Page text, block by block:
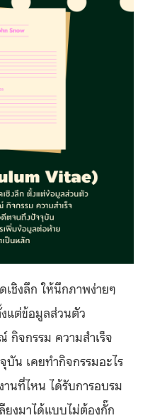
เชิงลึก ให้นึกภาพง่ายๆ
แต่ข้อมูลส่วนตัว
กิจกรรม ความสำเร็จ
บัน เคยทำกิจกรรมอะไร
นที่ไหน ได้รับการอบรม
ยงมาได้แบบไม่ต้องกั๊ก